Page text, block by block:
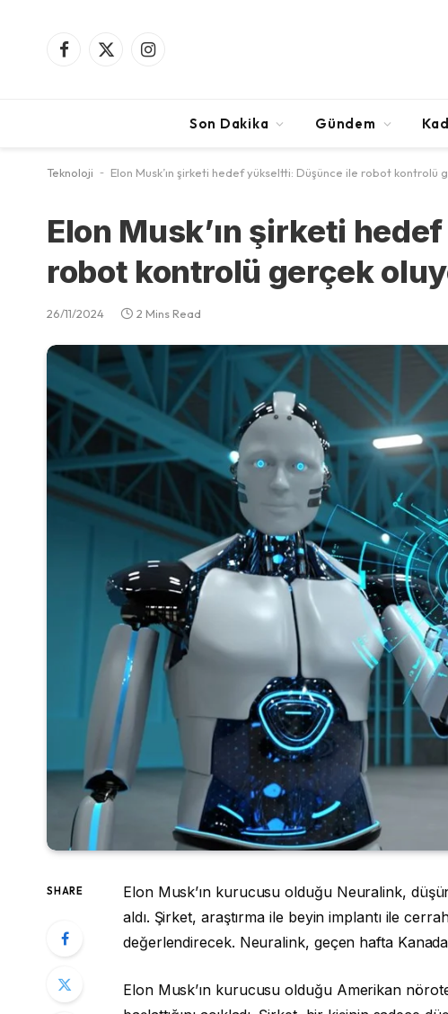
Facebook
X
Instagram
Son Dakika Gündem
Teknoloji - Elon Musk’ın şirketi hedef yükseltti: Düşünce ile robot kontrolü
Elon Musk’ın şirketi
robot kontrolü gerçek
26/11/2024 2 Mins Read
SHARE
Elon Musk’ın kurucusu olduğu Neuralink,
aldı. Şirket, araştırma ile beyin implantı ile
değerlendirecek. Neuralink, geçen hafta
Elon Musk’ın kurucusu olduğu Amerikan